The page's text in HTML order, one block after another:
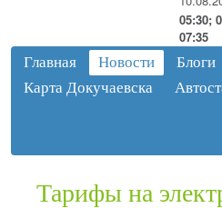
05:30;
07:35
Главная Новости Блоги
Карта Докучаевска
Тарифы на